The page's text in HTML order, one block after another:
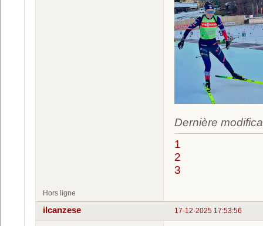
Dernière
1
2
3
Hors ligne
17-12-2025 17:53:56
ilcanzese